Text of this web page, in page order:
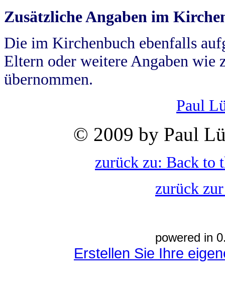
Zusätzliche Angaben im
Die im Kirchenbuch ebenfalls
Eltern oder weitere Angaben wie
übernommen.
Paul
© 2009 by Paul
zurück zu: Back to
zurück
powered in
Erstellen Sie Ihre